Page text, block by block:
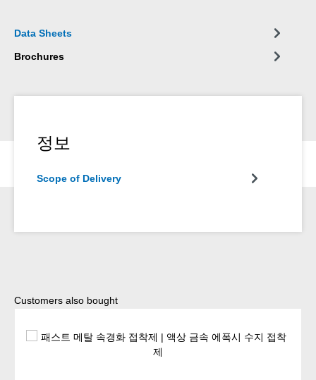
Data Sheets
Brochures
정보
Scope of Delivery
Skip product gallery
Customers also bought